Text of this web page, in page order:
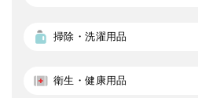
掃除・洗濯用品
衛生・健康用品